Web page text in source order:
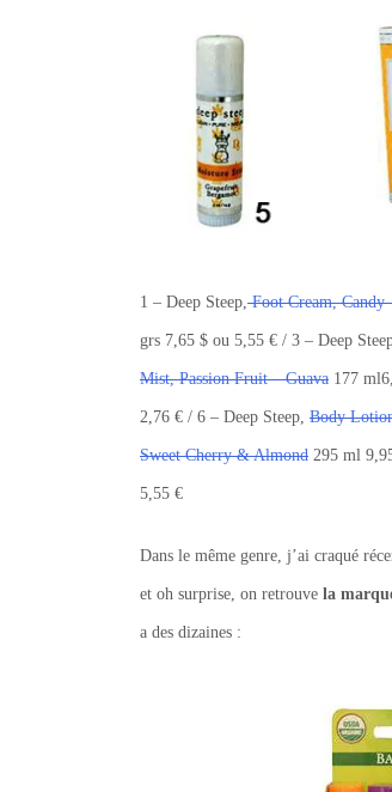
1 – Deep Steep,Foot Cream, Candy
grs 7,65 $ ou 5,55 € / 3 – Deep
Mist, Passion Fruit – Guava 177
2,76 € / 6 – Deep Steep, Body
Sweet Cherry & Almond 295 ml
5,55 €
Dans le même genre, j’ai craqué
et oh surprise, on retrouve la
a des dizaines :